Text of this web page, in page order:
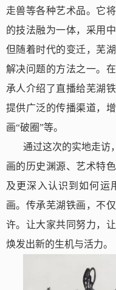
走兽等各种艺术品。它
的技法融为一体，采用
但随着时代的变迁，芜
解决问题的方法之一。
承人介绍了直播给芜湖
提供广泛的传播渠道，
画“破圈”等。
通过这次的实地走访
画的历史渊源、艺术特
及更深入认识到如何运
画。传承芜湖铁画，不
许。让大家共同努力，
焕发出新的生机与活力。